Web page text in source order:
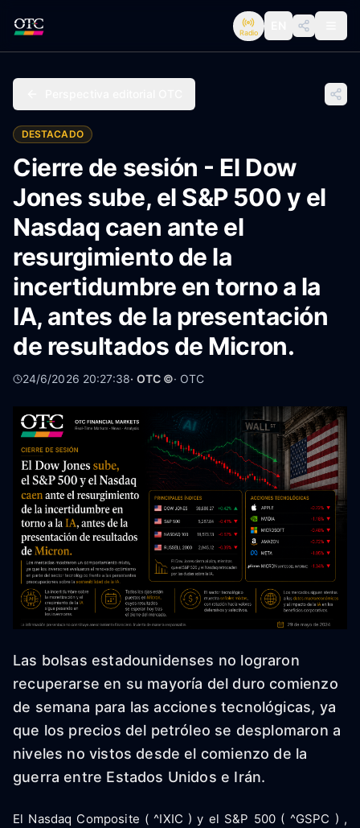
Radio
DESTACADO
Cierre de sesión - El Dow
Jones sube, el S&P 500 y el
Nasdaq caen ante el
resurgimiento de la
incertidumbre en torno a la
IA, antes de la presentación
de resultados de Micron.
24/6/2026 20:27:38· OTC ©· OTC
Las bolsas estadounidenses no lograron
recuperarse en su mayoría del duro comienzo
de semana para las acciones tecnológicas, ya
que los precios del petróleo se desplomaron a
niveles no vistos desde el comienzo de la
guerra entre Estados Unidos e Irán.
El Nasdaq Composite ( ^IXIC ) y el S&P 500 ( ^GSPC ) ,